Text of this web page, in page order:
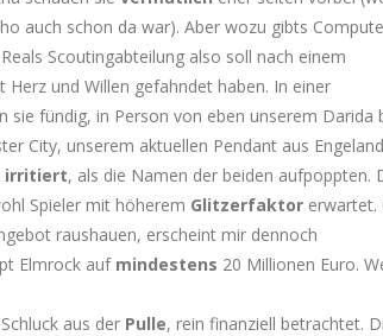
auch schon da war). Aber wozu gibts
Scoutingabteilung also soll nach einem
Herz und Willen gefahndet haben. In einer
sie fündig, in Person von eben unserem Darida
City, unserem aktuellen Pendant aus
irritiert, als die Namen der beiden aufpoppten.
Spieler mit höherem Glitzerfaktor erwartet.
raushauen, erscheint mir dennoch
Elmrock auf mindestens 20 Millionen Euro.
aus der Pulle, rein finanziell betrachtet.